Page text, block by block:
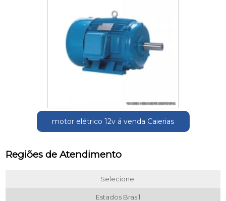
motor elétrico 12v á venda Caierias
Regiões de Atendimento
Selecione:
Estados Brasil